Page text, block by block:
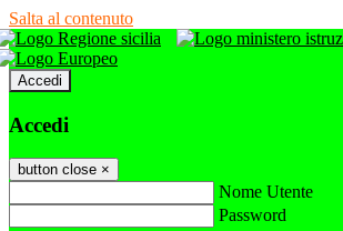
Salta al contenuto
Accedi
Accedi
button close ×
Nome Utente
Password